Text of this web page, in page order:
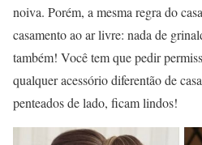
noiva. Porém, a mesma regra do
casamento ao ar livre: nada de
também! Você tem que pedir
qualquer acessório diferentão de
penteados de lado, ficam lindos!